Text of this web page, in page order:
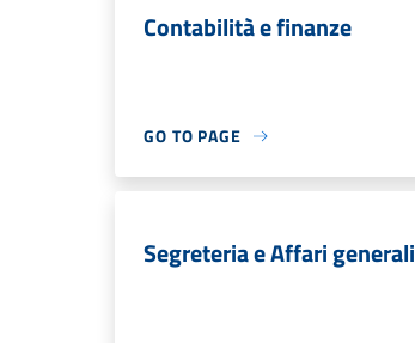
Contabilità e finanze
GO TO PAGE
Segreteria e Affari generali